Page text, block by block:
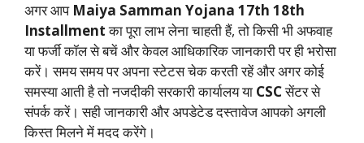
अगर आप Maiya Samman Yojana 17th 18th
Installmentका पूरा लाभ लेना चाहती हैं, तो किसी भी अफवाह
या फर्जी कॉल से बचें और केवल आधिकारिक जानकारी पर ही भरोसा
करें। समय समय पर अपना स्टेटस चेक करती रहें और अगर कोई
समस्या आती है तो नजदीकी सरकारी कार्यालय या CSCसेंटर से
संपर्क करें। सही जानकारी और अपडेटेड दस्तावेज आपको अगली
किस्त मिलने में मदद करेंगे।